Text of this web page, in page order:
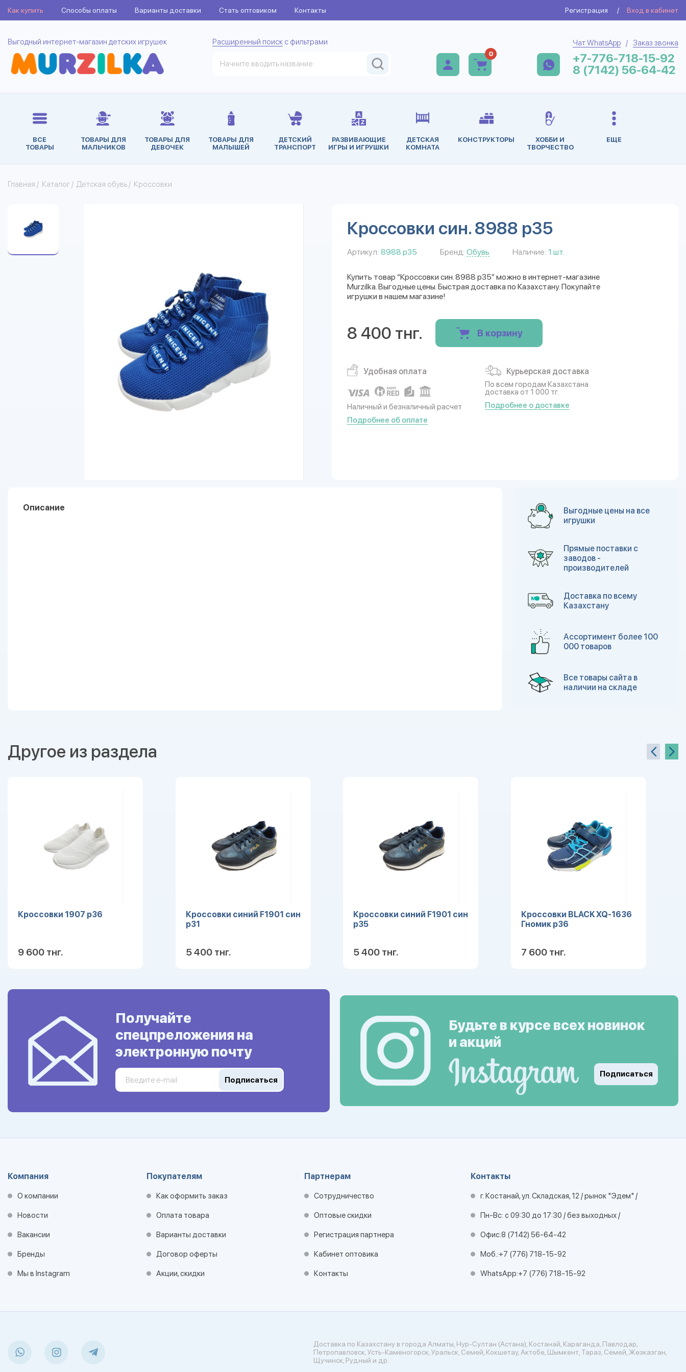
Как купить Способы оплаты Варианты доставки Стать оптовиком Контакты Регистрация / Вход в кабинет
Выгодный интернет-магазин детских игрушек Расширенный поиск с фильтрами
0
Чат WhatsApp / Заказ звонка
+7-776-718-15-92
8 (7142) 56-64-42
ВСЕ
ТОВАРЫ
ТОВАРЫ ДЛЯ
МАЛЬЧИКОВ
ТОВАРЫ ДЛЯ
ДЕВОЧЕК
ТОВАРЫ ДЛЯ
МАЛЫШЕЙ
ДЕТСКИЙ
ТРАНСПОРТ
РАЗВИВАЮЩИЕ
ИГРЫ И ИГРУШКИ
ДЕТСКАЯ
КОМНАТА
КОНСТРУКТОРЫ
ХОББИ И
ТВОРЧЕСТВО
ЕЩЕ
Главная / Каталог / Детская обувь / Кроссовки
Кроссовки син. 8988 р35
Артикул: 8988 р35 Бренд: Обувь Наличие: 1 шт.
Купить товар “Кроссовки син. 8988 р35” можно в интернет-магазине
Murzilka. Выгодные цены. Быстрая доставка по Казахстану. Покупайте
игрушки в нашем магазине!
8 400 тнг. В корзину
Удобная оплата
Наличный и безналичный расчет
Подробнее об оплате
Курьерская доставка
По всем городам Казахстана
доставка от 1 000 тг.
Подробнее о доставке
Описание
Выгодные цены на все
игрушки
Прямые поставки с
заводов -
производителей
Доставка по всему
Казахстану
Ассортимент более 100
000 товаров
Все товары сайта в
наличии на складе
Другое из раздела
Кроссовки 1907 р36
9 600 тнг.
Кроссовки синий F1901 син
р31
5 400 тнг.
Кроссовки синий F1901 син
р35
5 400 тнг.
Кроссовки BLACK XQ-1636
Гномик р36
7 600 тнг.
Получайте
спецпреложения на
электронную почту
Подписаться
Будьте в курсе всех новинок
и акций
Подписаться
Компания
О компании
Новости
Вакансии
Бренды
Мы в Instagram
Покупателям
Как оформить заказ
Оплата товара
Варианты доставки
Договор оферты
Акции, скидки
Партнерам
Сотрудничество
Оптовые скидки
Регистрация партнера
Кабинет оптовика
Контакты
Контакты
г. Костанай, ул. Складская, 12 / рынок "Эдем" /
Пн-Вс: с 09:30 до 17:30 / без выходных /
Офис:8 (7142) 56-64-42
Моб.:+7 (776) 718-15-92
WhatsApp:+7 (776) 718-15-92
Доставка по Казахстану в города Алматы, Нур-Султан (Астана), Костанай, Караганда, Павлодар,
Петропавловск, Усть-Каменогорск, Уральск, Семей, Кокшетау, Актобе, Шымкент, Тараз, Семей, Жезказган,
Щучинск, Рудный и др.